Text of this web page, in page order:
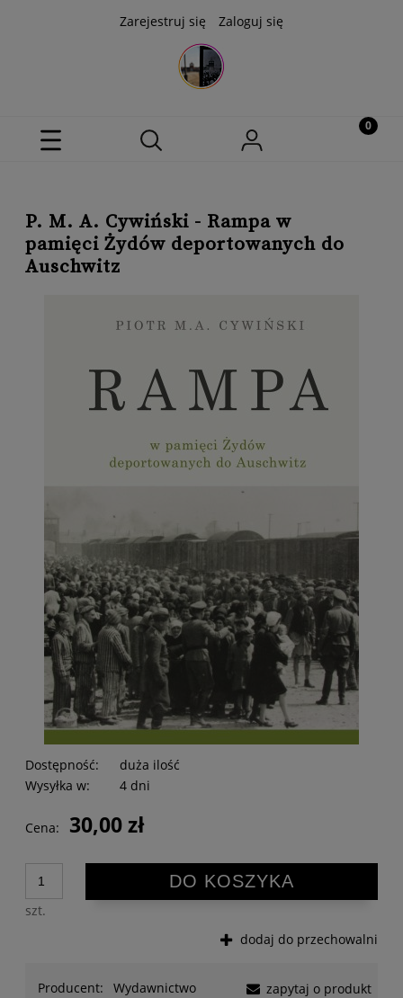
Zarejestruj się Zaloguj się
P. M. A. Cywiński - Rampa w
pamięci Żydów deportowanych do
Auschwitz
Dostępność:
duża ilość
Wysyłka w:
4 dni
Cena: 30,00 zł
szt.
DO KOSZYKA
dodaj do przechowalni
Producent:
Wydawnictwo
zapytaj o produkt